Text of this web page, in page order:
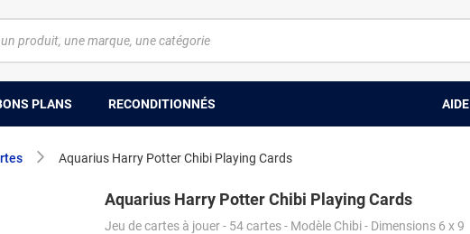
PLANS RECONDITIONNÉS AIDE
Aquarius Harry Potter Chibi Playing Cards
Aquarius Harry Potter Chibi Playing Cards
Jeu de cartes à jouer - 54 cartes - Modèle Chibi - Dimensions 6 x 9